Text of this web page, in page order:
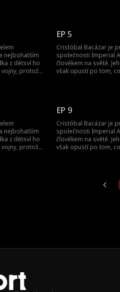
nejbohatším
z dětsví ho
protože
EP 5
Cristóbal Bacázar je
společnosti Imperial
člověkem na světě.
však opustí po tom,
nejbohatším
z dětsví ho
protože
EP 9
Cristóbal Bacázar je
společnosti Imperial
člověkem na světě.
však opustí po tom,